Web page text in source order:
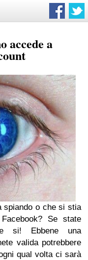
accede a
spiando o che si stia
Se state
si! Ebbene una
valida potrebbere
qual volta ci sarà